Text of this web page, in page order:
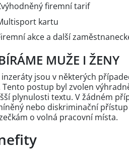
firemní tarif
kartu
akce a další
MUŽE I ŽENY
inzeráty jsou v některých
Tento postup byl zvolen
plynulosti textu. V žádném
nebo diskriminační
o volná pracovní místa.